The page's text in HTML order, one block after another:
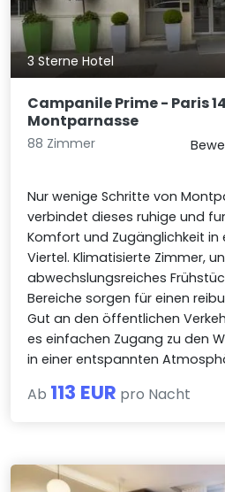
3 Sterne Hotel
Campanile Prime - Paris
Montparnasse
88 Zimmer
Nur wenige Schritte von
verbindet dieses ruhige und
Komfort und Zugänglichkeit in
Viertel. Klimatisierte Zimmer,
abwechslungsreiches
Bereiche sorgen für einen
Gut an den öffentlichen
es einfachen Zugang zu den
in einer entspannten
Ab 113 EUR pro Nacht